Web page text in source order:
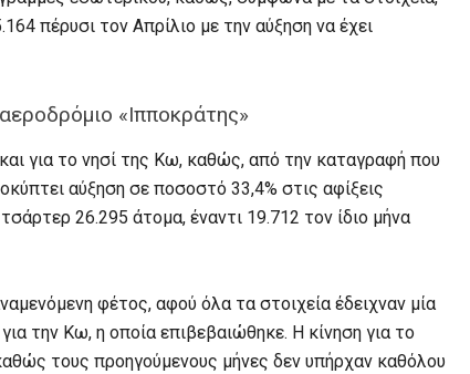
πέρυσι τον Απρίλιο με την αύξηση να έχει
«Ιπποκράτης»
και για το νησί της Κω, καθώς, από την καταγραφή που
αύξηση σε ποσοστό 33,4% στις αφίξεις
26.295 άτομα, έναντι 19.712 τον ίδιο μήνα
φέτος, αφού όλα τα στοιχεία έδειχναν μία
την Κω, η οποία επιβεβαιώθηκε. Η κίνηση για το
τους προηγούμενους μήνες δεν υπήρχαν καθόλου